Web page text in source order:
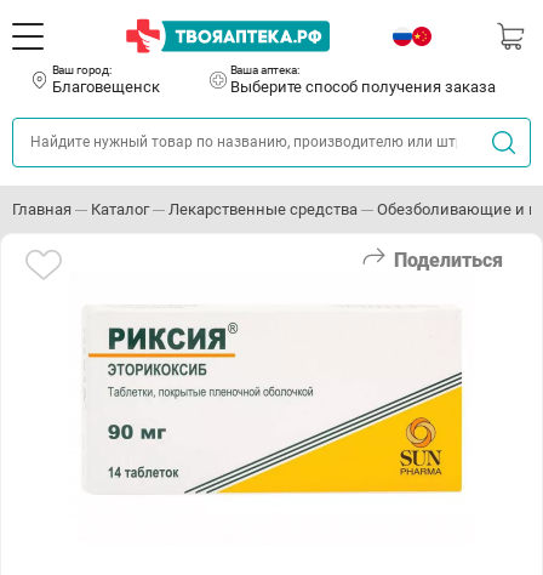
Ваш город:
Благовещенск
Ваша аптека:
Выберите способ получения заказа
Главная Каталог Лекарственные средства Обезболивающие и
Поделиться